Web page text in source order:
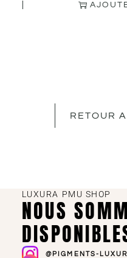
RETOUR
LUXURA PMU SHOP
NOUS
@PIGMENTS-